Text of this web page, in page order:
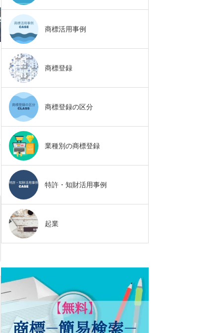
商標活用事例
商標登録
商標登録の区分
業種別の商標登録
特許・知財活用事例
起業